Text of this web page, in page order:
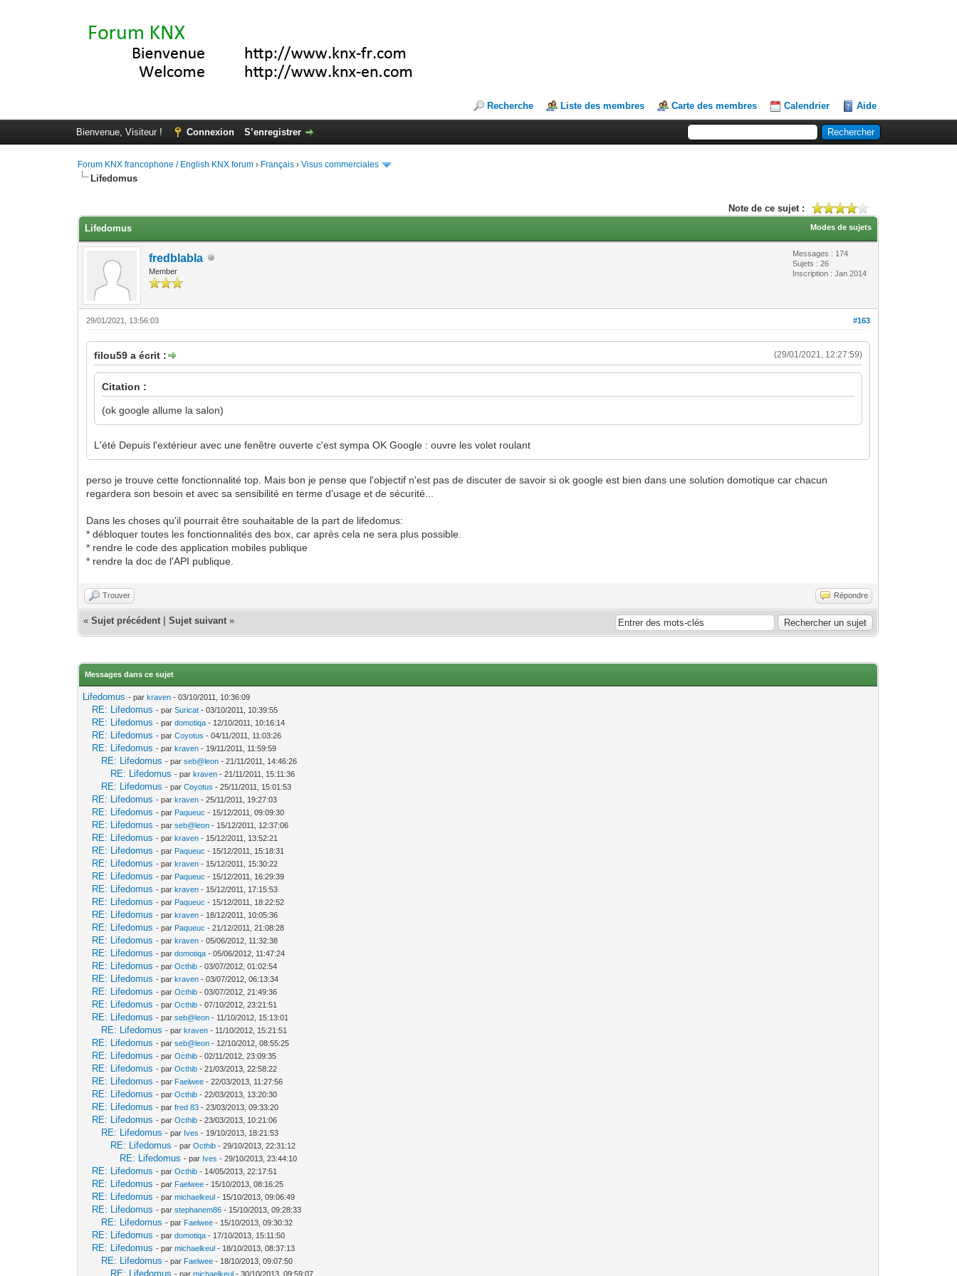
Recherche Liste des membres Carte des membres Calendrier Aide
Bienvenue, Visiteur ! Connexion S’enregistrer
Forum KNX francophone / English KNX forum › Français ›Visus commerciales
Lifedomus
Note de ce sujet :
Modes de sujets
Lifedomus
fredblabla
Member
Messages : 174
Sujets : 26
Inscription : Jan 2014
#163
29/01/2021, 13:56:03
(29/01/2021, 12:27:59)
filou59 a écrit :
Citation :
(ok google allume la salon)
L'été Depuis l'extérieur avec une fenêtre ouverte c'est sympa OK Google : ouvre les volet roulant
perso je trouve cette fonctionnalité top. Mais bon je pense que l'objectif n'est pas de discuter de savoir si ok google est bien dans une solution domotique car chacun
regardera son besoin et avec sa sensibilité en terme d'usage et de sécurité...
Dans les choses qu'il pourrait être souhaitable de la part de lifedomus:
* débloquer toutes les fonctionnalités des box, car après cela ne sera plus possible.
* rendre le code des application mobiles publique
* rendre la doc de l'API publique.
Trouver Répondre
«Sujet précédent |Sujet suivant »
Messages dans ce sujet
Lifedomus - parkraven - 03/10/2011, 10:36:09
RE: Lifedomus - parSuricat - 03/10/2011, 10:39:55
RE: Lifedomus - pardomotiqa - 12/10/2011, 10:16:14
RE: Lifedomus - parCoyotus - 04/11/2011, 11:03:26
RE: Lifedomus - parkraven - 19/11/2011, 11:59:59
RE: Lifedomus - parseb@leon - 21/11/2011, 14:46:26
RE: Lifedomus - parkraven - 21/11/2011, 15:11:36
RE: Lifedomus - parCoyotus - 25/11/2011, 15:01:53
RE: Lifedomus - parkraven - 25/11/2011, 19:27:03
RE: Lifedomus - par Paqueuc - 15/12/2011, 09:09:30
RE: Lifedomus - parseb@leon - 15/12/2011, 12:37:06
RE: Lifedomus - parkraven - 15/12/2011, 13:52:21
RE: Lifedomus - par Paqueuc - 15/12/2011, 15:18:31
RE: Lifedomus - parkraven - 15/12/2011, 15:30:22
RE: Lifedomus - par Paqueuc - 15/12/2011, 16:29:39
RE: Lifedomus - parkraven - 15/12/2011, 17:15:53
RE: Lifedomus - par Paqueuc - 15/12/2011, 18:22:52
RE: Lifedomus - parkraven - 18/12/2011, 10:05:36
RE: Lifedomus - par Paqueuc - 21/12/2011, 21:08:28
RE: Lifedomus - parkraven - 05/06/2012, 11:32:38
RE: Lifedomus - pardomotiqa - 05/06/2012, 11:47:24
RE: Lifedomus - parOcthib - 03/07/2012, 01:02:54
RE: Lifedomus - parkraven - 03/07/2012, 06:13:34
RE: Lifedomus - parOcthib - 03/07/2012, 21:49:36
RE: Lifedomus - parOcthib - 07/10/2012, 23:21:51
RE: Lifedomus - parseb@leon - 11/10/2012, 15:13:01
RE: Lifedomus - parkraven - 11/10/2012, 15:21:51
RE: Lifedomus - parseb@leon - 12/10/2012, 08:55:25
RE: Lifedomus - parOcthib - 02/11/2012, 23:09:35
RE: Lifedomus - parOcthib - 21/03/2013, 22:58:22
RE: Lifedomus - par Faelwee - 22/03/2013, 11:27:56
RE: Lifedomus - parOcthib - 22/03/2013, 13:20:30
RE: Lifedomus - parfred 83 - 23/03/2013, 09:33:20
RE: Lifedomus - parOcthib - 23/03/2013, 10:21:06
RE: Lifedomus - par Ives - 19/10/2013, 18:21:53
RE: Lifedomus - parOcthib - 29/10/2013, 22:31:12
RE: Lifedomus - par Ives - 29/10/2013, 23:44:10
RE: Lifedomus - parOcthib - 14/05/2013, 22:17:51
RE: Lifedomus - par Faelwee - 15/10/2013, 08:16:25
RE: Lifedomus - parmichaelkeul - 15/10/2013, 09:06:49
RE: Lifedomus - parstephanem86 - 15/10/2013, 09:28:33
RE: Lifedomus - par Faelwee - 15/10/2013, 09:30:32
RE: Lifedomus - pardomotiqa - 17/10/2013, 15:11:50
RE: Lifedomus - parmichaelkeul - 18/10/2013, 08:37:13
RE: Lifedomus - par Faelwee - 18/10/2013, 09:07:50
RE: Lifedomus - parmichaelkeul - 30/10/2013, 09:59:07